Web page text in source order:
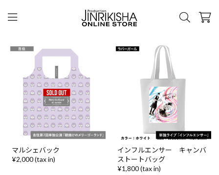
マルシェバック
¥2,000 (tax in)
インフルエンサー キャンバ
ストートバッグ
¥1,800 (tax in)